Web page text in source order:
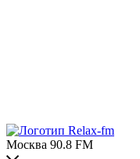
Москва 90.8 FM